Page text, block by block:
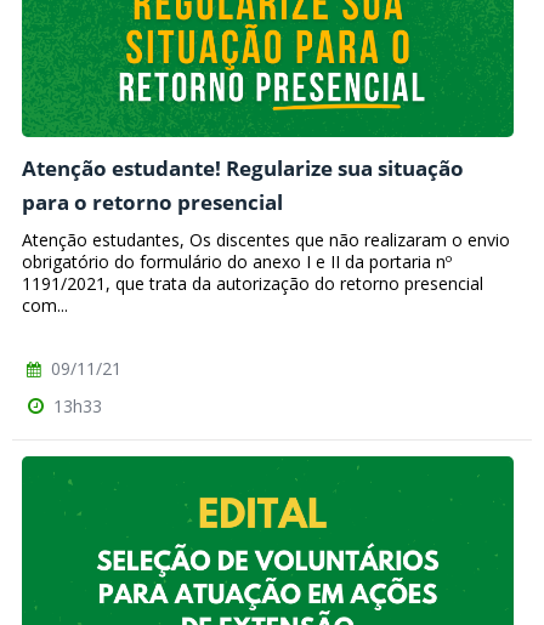
Atenção estudante! Regularize sua situação
para o retorno presencial
Atenção estudantes, Os discentes que não realizaram o envio
obrigatório do formulário do anexo I e II da portaria nº
1191/2021, que trata da autorização do retorno presencial
com...
09/11/21
13h33